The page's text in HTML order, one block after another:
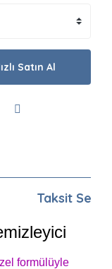
Satın Al
Taksit
formülüyle